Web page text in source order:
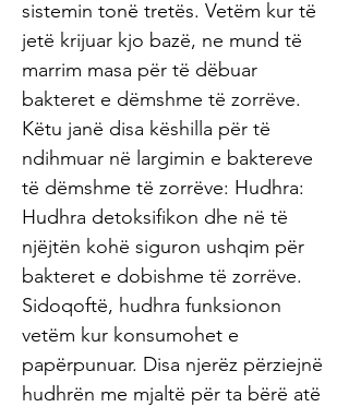
sistemin tonë tretës. Vetëm kur të
jetë krijuar kjo bazë, ne mund të
marrim masa për të dëbuar
bakteret e dëmshme të zorrëve.
Këtu janë disa këshilla për të
ndihmuar në largimin e baktereve
të dëmshme të zorrëve: Hudhra:
Hudhra detoksifikon dhe në të
njëjtën kohë siguron ushqim për
bakteret e dobishme të zorrëve.
Sidoqoftë, hudhra funksionon
vetëm kur konsumohet e
papërpunuar. Disa njerëz përziejnë
hudhrën me mjaltë për ta bërë atë